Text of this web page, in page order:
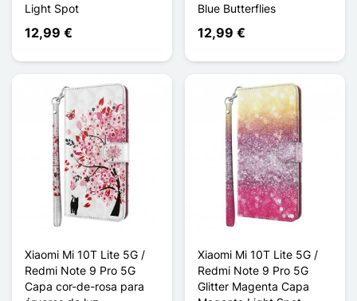
Light Spot
12,99 €
Blue Butterflies
12,99 €
Xiaomi Mi 10T Lite 5G /
Redmi Note 9 Pro 5G
Capa cor-de-rosa para
Xiaomi Mi 10T Lite 5G /
Redmi Note 9 Pro 5G
Glitter Magenta Capa